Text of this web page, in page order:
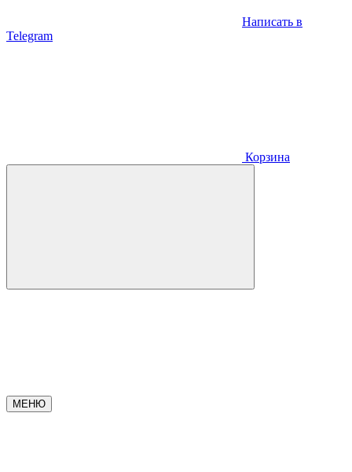
Написать в
Telegram
Корзина
МЕНЮ